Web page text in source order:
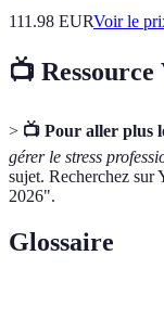
111.98 EURVoir le
📺 Ressource
> 📺 Pour aller plus
gérer le stress
sujet. Recherchez sur
2026".
Glossaire